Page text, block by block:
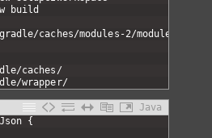
build
gradle/caches/modules-2/modules-2
caches/
wrapper/
Java
{